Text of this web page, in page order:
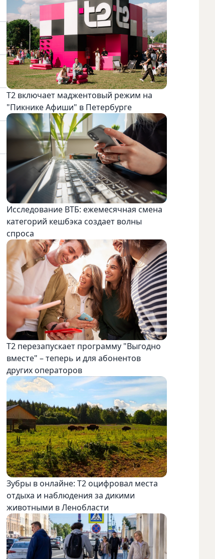
Т2 включает маджентовый режим на
"Пикнике Афиши" в Петербурге
Исследование ВТБ: ежемесячная смена
категорий кешбэка создает волны
спроса
Т2 перезапускает программу "Выгодно
вместе" – теперь и для абонентов
других операторов
Зубры в онлайне: Т2 оцифровал места
отдыха и наблюдения за дикими
животными в Ленобласти